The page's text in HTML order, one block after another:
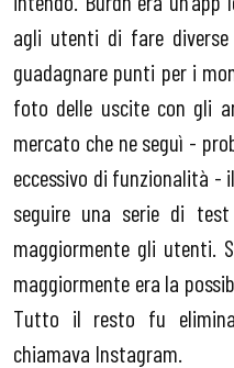
agli utenti di fare
guadagnare punti per i
foto delle uscite con gli
mercato che ne seguì -
eccessivo di funzionalità -
seguire una serie di
maggiormente gli utenti.
maggiormente era la
Tutto il resto fu
chiamava Instagram.